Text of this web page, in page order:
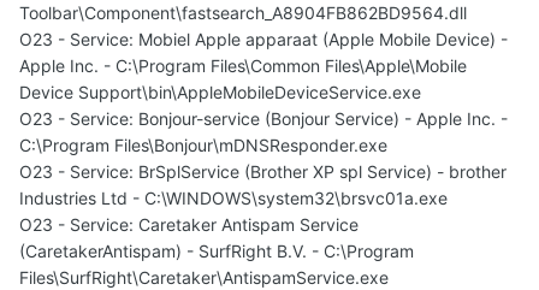
Toolbar\Component\fastsearch_A8904FB862BD9564.dll
O23 - Service: Mobiel Apple apparaat (Apple Mobile Device) -
Apple Inc. - C:\Program Files\Common Files\Apple\Mobile
Device Support\bin\AppleMobileDeviceService.exe
O23 - Service: Bonjour-service (Bonjour Service) - Apple Inc. -
C:\Program Files\Bonjour\mDNSResponder.exe
O23 - Service: BrSplService (Brother XP spl Service) - brother
Industries Ltd - C:\WINDOWS\system32\brsvc01a.exe
O23 - Service: Caretaker Antispam Service
(CaretakerAntispam) - SurfRight B.V. - C:\Program
Files\SurfRight\Caretaker\AntispamService.exe